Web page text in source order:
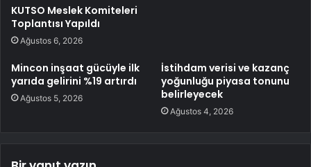
KUTSO Meslek Komiteleri
Toplantısı Yapıldı
Ağustos 6, 2026
Mincon inşaat gücüyle ilk
yarıda gelirini %19 artırdı
Ağustos 5, 2026
İstihdam verisi ve kazanç
yoğunluğu piyasa tonunu
belirleyecek
Ağustos 4, 2026